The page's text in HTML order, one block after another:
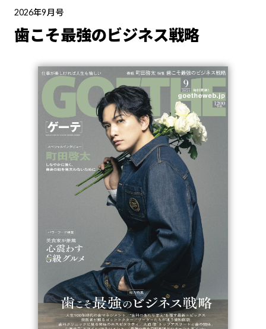
2026年9月号
歯こそ最強のビジネス戦略